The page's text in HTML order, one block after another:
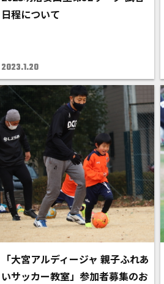
日程について
2023.1.20
「大宮アルディージャ 親子ふれあ
いサッカー教室」参加者募集のお